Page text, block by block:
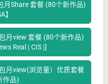
月Share 套餐 (80个新作品)
】
月view 套餐 (80个新作品)
Real ⟮ CIS ⟯]
月view(浏览量）优质套餐
作品)